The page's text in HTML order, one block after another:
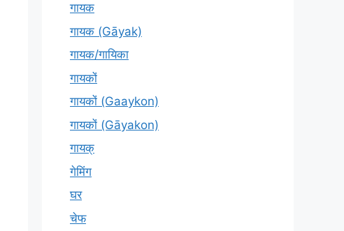
गायक
गायक (Gāyak)
गायक/गायिका
गायकों
गायकों (Gaaykon)
गायकों (Gāyakon)
गायक्
गेमिंग
घर
चेफ